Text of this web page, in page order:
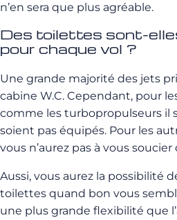
n’en sera que plus agréable.
Des toilettes sont-
pour chaque vol ?
Une grande majorité des jets
cabine W.C. Cependant, pour
comme les turbopropulseurs il
soient pas équipés. Pour les
vous n’aurez pas à vous
Aussi, vous aurez la possibilité
toilettes quand bon vous
une plus grande flexibilité que